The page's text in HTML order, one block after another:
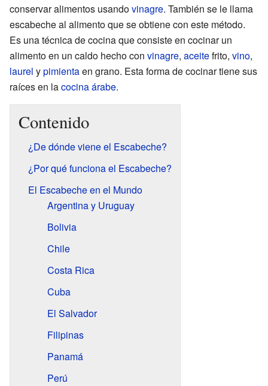
conservar alimentos usandovinagre. También se le llama
escabeche al alimento que se obtiene con este método.
Es una técnica de cocina que consiste en cocinar un
alimento en un caldo hecho con vinagre, aceitefrito, vino,
laurel ypimientaen grano. Esta forma de cocinar tiene sus
raíces en lacocina árabe.
Contenido
¿De dónde viene el Escabeche?
¿Por qué funciona el Escabeche?
El Escabeche en el Mundo
Argentina y Uruguay
Bolivia
Chile
Costa Rica
Cuba
El Salvador
Filipinas
Panamá
Perú